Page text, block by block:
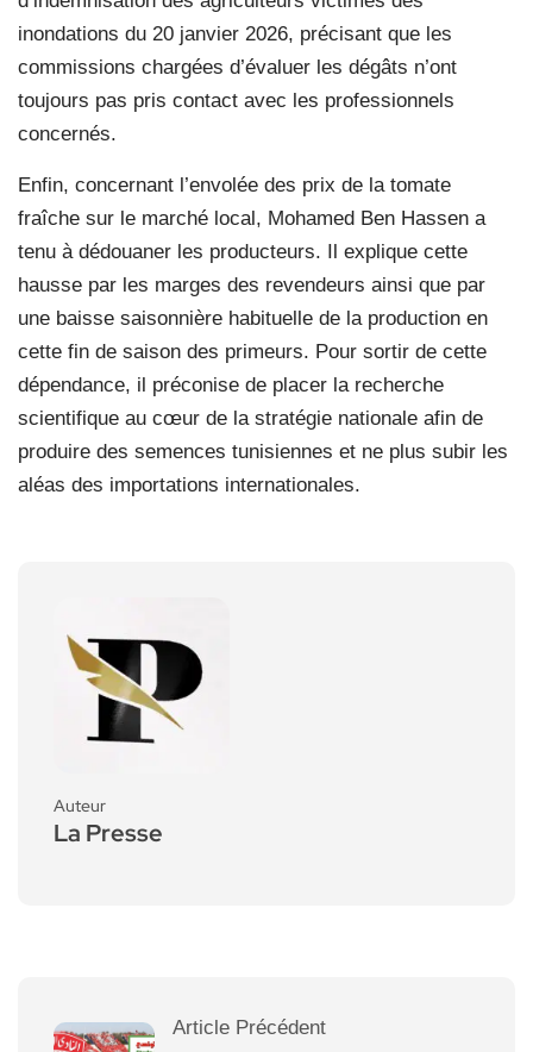
inondations du 20 janvier 2026, précisant que les
commissions chargées d’évaluer les dégâts n’ont
toujours pas pris contact avec les professionnels
concernés.
Enfin, concernant l’envolée des prix de la tomate
fraîche sur le marché local, Mohamed Ben Hassen a
tenu à dédouaner les producteurs. Il explique cette
hausse par les marges des revendeurs ainsi que par
une baisse saisonnière habituelle de la production en
cette fin de saison des primeurs. Pour sortir de cette
dépendance, il préconise de placer la recherche
scientifique au cœur de la stratégie nationale afin de
produire des semences tunisiennes et ne plus subir les
aléas des importations internationales.
Auteur
La Presse
Article Précédent